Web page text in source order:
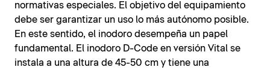
normativas especiales. El objetivo del equipamiento
debe ser garantizar un uso lo más autónomo posible.
En este sentido, el inodoro desempeña un papel
fundamental. El inodoro D-Code en versión Vital se
instala a una altura de 45-50 cm y tiene una